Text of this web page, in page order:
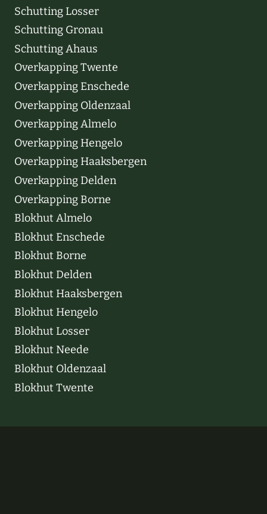
Schutting Losser
Schutting Gronau
Schutting Ahaus
Overkapping Twente
Overkapping Enschede
Overkapping Oldenzaal
Overkapping Almelo
Overkapping Hengelo
Overkapping Haaksbergen
Overkapping Delden
Overkapping Borne
Blokhut Almelo
Blokhut Enschede
Blokhut Borne
Blokhut Delden
Blokhut Haaksbergen
Blokhut Hengelo
Blokhut Losser
Blokhut Neede
Blokhut Oldenzaal
Blokhut Twente